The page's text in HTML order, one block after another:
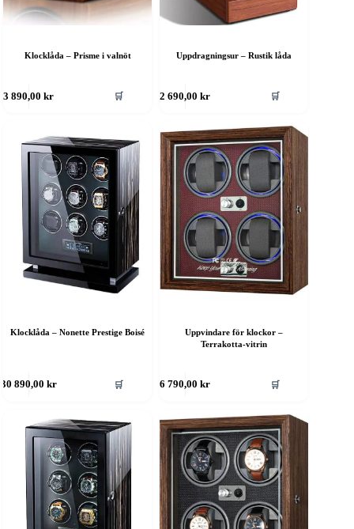
Klocklåda – Prisme i valnöt
3 890,00kr 🛒
Uppdragningsur – Rustik låda
2 690,00kr 🛒
Klocklåda – Nonette Prestige Boisé
30 890,00 kr 🛒
Uppvindare för klockor –
Terrakotta-vitrin
6 790,00kr 🛒